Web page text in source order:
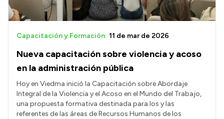
Nueva capacitación sobre violencia y acoso
en la administración pública
Capacitación y Formación 11 de mar de 2026
Hoy en Viedma inició la Capacitación sobre Abordaje
Integral de la Violencia y el Acoso en el Mundo del Trabajo,
una propuesta formativa destinada para los y las
referentes de las áreas de Recursos Humanos de los